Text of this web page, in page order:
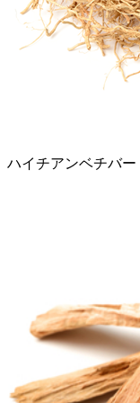
ハイチアンベチバー